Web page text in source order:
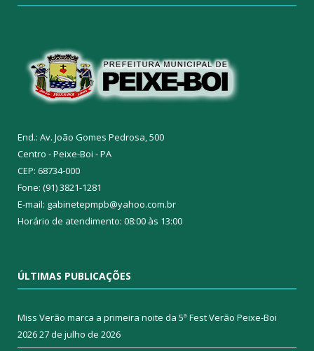
End.: Av. João Gomes Pedrosa, 500
Centro - Peixe-Boi - PA
CEP: 68734-000
Fone: (91) 3821-1281
E-mail: gabinetepmpb@yahoo.com.br
Horário de atendimento: 08:00 às 13:00
ÚLTIMAS PUBLICAÇÕES
Miss Verão marca a primeira noite da 5ª Fest Verão Peixe-Boi
202627 de julho de 2026